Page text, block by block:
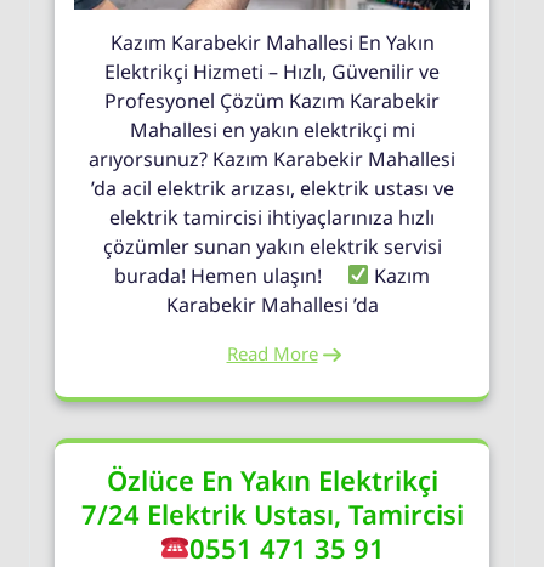
Kazım Karabekir Mahallesi En Yakın
Elektrikçi Hizmeti – Hızlı, Güvenilir ve
Profesyonel Çözüm Kazım Karabekir
Mahallesi en yakın elektrikçi mi
arıyorsunuz? Kazım Karabekir Mahallesi
’da acil elektrik arızası, elektrik ustası ve
elektrik tamircisi ihtiyaçlarınıza hızlı
çözümler sunan yakın elektrik servisi
burada! Hemen ulaşın!
Kazım
Karabekir Mahallesi ’da
Read More
Özlüce En Yakın Elektrikçi
7/24 Elektrik Ustası, Tamircisi
0551 471 35 91